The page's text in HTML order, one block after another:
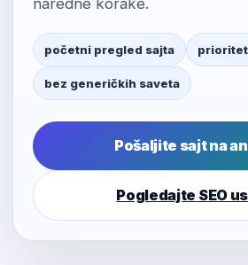
naredne korake.
početni pregled sajta
bez generičkih saveta
Pošaljite sajt na
Pogledajte SEO